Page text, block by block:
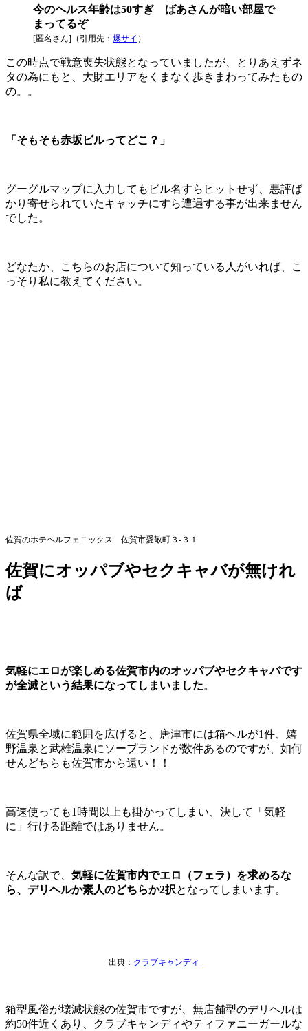
今のヘルス年齢は50すぎ ばあさんが暗い部屋で
まってるぞ
[匿名さん]（引用先： 爆サイ ）
この時点で戦意喪失状態となっていましたが、とりあえずネ
タの為にもと、大財エリアをくまなく歩きまわってみたもの
の。。
「そもそも赤坂ビルってどこ？」
グーグルマップに入力してもビル名すらヒットせず、悪評ば
かり寄せられていたキャッチにすら遭遇する事が出来ません
でした。
どなたか、こちらのお店について知っている人がいれば、こ
っそり私に教えてください。
佐賀のホテヘルフェニックス 佐賀市愛敬町３-３１
佐賀にオッパブやセクキャバが無けれ
ば
気軽にエロが楽しめる佐賀市内のオッパブやセクキャバです
が全滅という結果になってしまいました。
佐賀県全域に範囲を広げると、唐津市には箱ヘルが1件、嬉
野温泉と武雄温泉にソープランドが数件あるのですが、如何
せんどちらも佐賀市から遠い！！
高速使っても1時間以上も掛かってしまい、決して「気軽
に」行ける距離ではありません。
そんな訳で、 気軽に佐賀市内でエロ（フェラ）を求めるな
ら、デリヘルか素人のどちらか2択となってしまいます。
出典： クラブキャンディ
箱型風俗が壊滅状態の佐賀市ですが、無店舗型のデリヘルは
約50件近くあり、クラブキャンディやティファニーガールな